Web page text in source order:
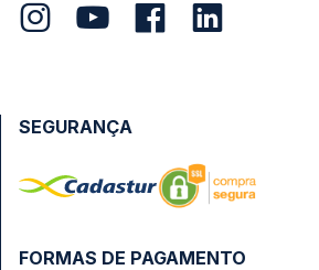
FORMAS DE PAGAMENTO
SEGURANÇA